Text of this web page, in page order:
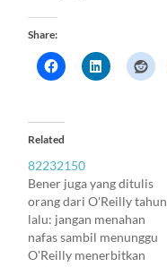
Share:
Related
82232150
Bener juga yang ditulis
orang dari O'Reilly tahun
lalu: jangan menahan
nafas sambil menunggu
O'Reilly menerbitkan